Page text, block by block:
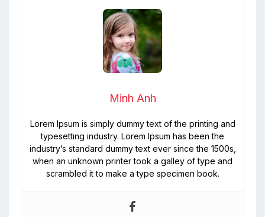
Minh Anh
Lorem Ipsum is simply dummy text of the printing and
typesetting industry. Lorem Ipsum has been the
industry’s standard dummy text ever since the 1500s,
when an unknown printer took a galley of type and
scrambled it to make a type specimen book.